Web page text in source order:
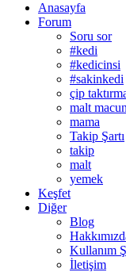
Anasayfa
Forum
Soru sor
#kedi
#kedicinsi
#sakinkedi
çip
malt macun
mama
Takip Şartı
takip
malt
yemek
Keşfet
Diğer
Blog
Kullanım
İletişim